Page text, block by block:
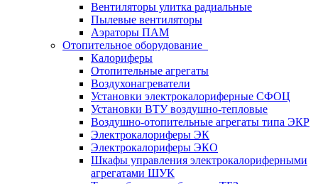
Вентиляторы улитка радиальные
Пылевые вентиляторы
Аэраторы ПАМ
Отопительное оборудование
Калориферы
Отопительные агрегаты
Воздухонагреватели
Установки электрокалориферные СФОЦ
Установки ВТУ воздушно-тепловые
Воздушно-отопительные агрегаты типа ЭКР
Электрокалориферы ЭК
Электрокалориферы ЭКО
Шкафы управления электрокалориферными
агрегатами ШУК